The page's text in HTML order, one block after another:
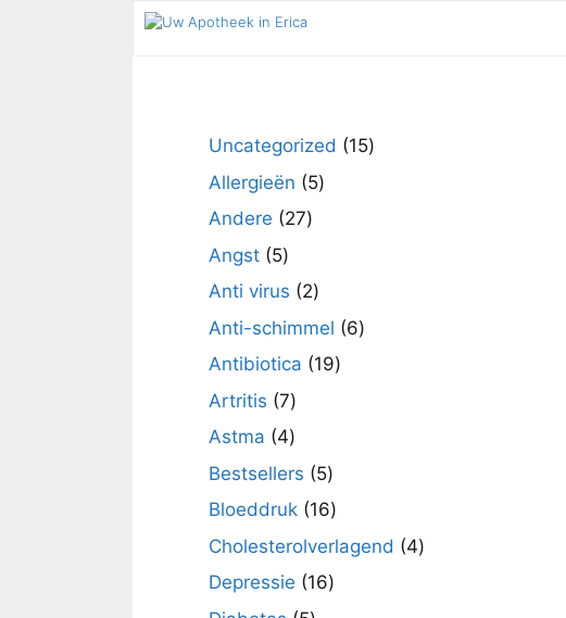
Uncategorized 1515
Allergieën 55
Andere 2727
Angst 55
producten
Anti virus 22
producten
Anti-schimmel 66
Antibiotica 1919
Artritis 77
producten
Astma 44
producten
Bestsellers 55
producten
Bloeddruk 1616
producten
Cholesterolverlagend 44
Depressie 1616